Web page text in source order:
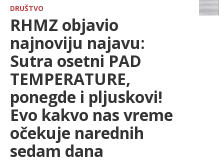
HRONIKA
FARMERI
TV
SPORT
LIFESTYLE
EXTRA
DRUŠTVO
RHMZ objavio
najnoviju najavu:
Sutra osetni PAD
TEMPERATURE,
ponegde i pljuskovi!
Evo kakvo nas vreme
očekuje narednih
sedam dana